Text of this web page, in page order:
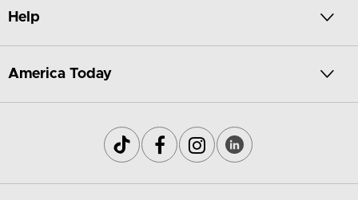
Help
America Today